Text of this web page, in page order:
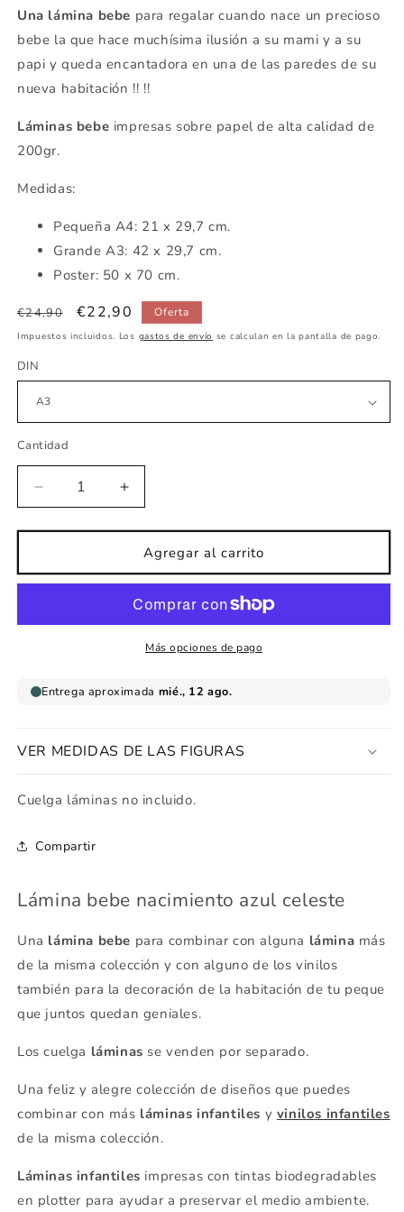
Una lámina bebe para regalar cuando nace un precioso
bebe la que hace muchísima ilusión a su mami y a su
papi y queda encantadora en una de las paredes de su
nueva habitación !! !!
Láminas bebe impresas sobre papel de alta calidad de
200gr.
Medidas:
Pequeña A4: 21 x 29,7 cm.
Grande A3: 42 x 29,7 cm.
Poster: 50 x 70 cm.
Precio
habitual
€24,90
Precio
de
€22,90 Oferta
Impuestos incluidos. Los gastos de envío se calculan en la pantalla de pago.
DIN
Cantidad
Reducir
cantidad
para
bebe
nacimiento
celeste
Aumentar
cantidad
para
Lámina
bebe
nacimiento
azul
celeste
Agregar al carrito
Más opciones de pago
VER MEDIDAS DE LAS FIGURAS
Cuelga láminas no incluido.
Compartir
Lámina bebe nacimiento azul celeste
Una lámina bebe para combinar con alguna lámina más
de la misma colección y con alguno de los vinilos
también para la decoración de la habitación de tu peque
que juntos quedan geniales.
Los cuelga láminas se venden por separado.
Una feliz y alegre colección de diseños que puedes
combinar con más láminas infantiles y vinilos infantiles
de la misma colección.
Láminas infantiles impresas con tintas biodegradables
en plotter para ayudar a preservar el medio ambiente.